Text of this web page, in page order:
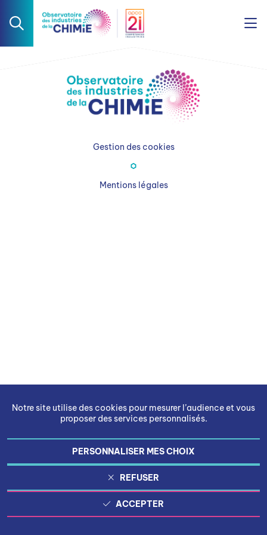
Notre site utilise des cookies pour mesurer l’audience et vous
proposer des services personnalisés.
PERSONNALISER MES CHOIX
REFUSER
ACCEPTER
Gestion des cookies
Mentions légales